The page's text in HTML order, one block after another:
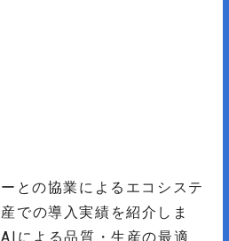
との協業によるエコシステ
での導入実績を紹介しま
による品質・生産の最適